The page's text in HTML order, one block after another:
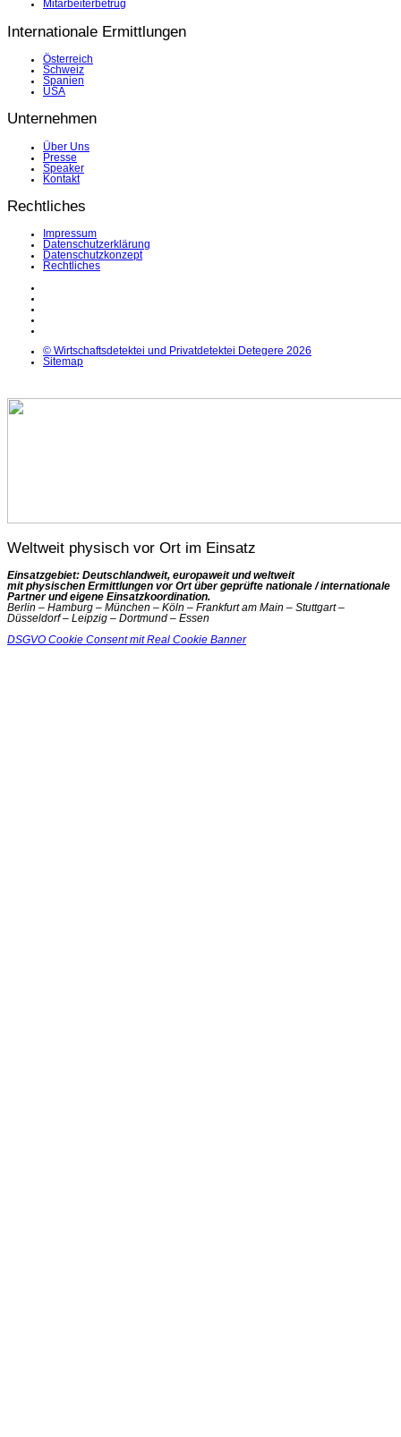
Mitarbeiterbetrug
Internationale Ermittlungen
Österreich
Schweiz
Spanien
USA
Unternehmen
Über Uns
Presse
Speaker
Kontakt
Rechtliches
Impressum
Datenschutzerklärung
Datenschutzkonzept
Rechtliches
© Wirtschaftsdetektei und Privatdetektei Detegere 2026
Sitemap
Weltweit physisch vor Ort im Einsatz
Einsatzgebiet: Deutschlandweit, europaweit und weltweit
mit physischen Ermittlungen vor Ort über geprüfte nationale / internationale
Partner und eigene Einsatzkoordination.
Berlin – Hamburg – München – Köln – Frankfurt am Main – Stuttgart –
Düsseldorf – Leipzig – Dortmund – Essen
DSGVO Cookie Consent mit Real Cookie Banner